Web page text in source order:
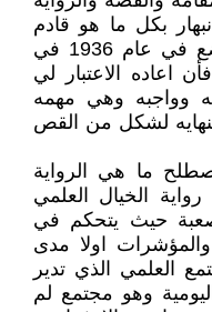
بكل ما هو قادم
من الغرب بحكم التوجه الذي وضع في عام 1936 في
اعاده الاعتبار لي
وواجبه وهي مهمه
لشكل من القص
ما هي الرواية
رواية الخيال العلمي
حيث يتحكم في
اولا مدى
العلمي الذي تدير
وهو مجتمع لم